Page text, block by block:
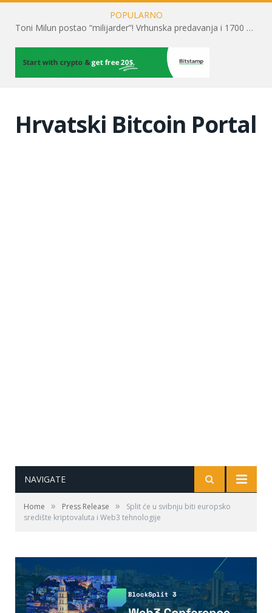
POPULARNO
Toni Milun postao “milijarder”! Vrhunska predavanja i 1700 posjetitelja obilježili su mjesec financijske pismenosti
Hrvatski Bitcoin Portal
NAVIGATE
Home » Press Release »
Split će u svibnju biti europsko
središte kriptovaluta i Web3 tehnologije